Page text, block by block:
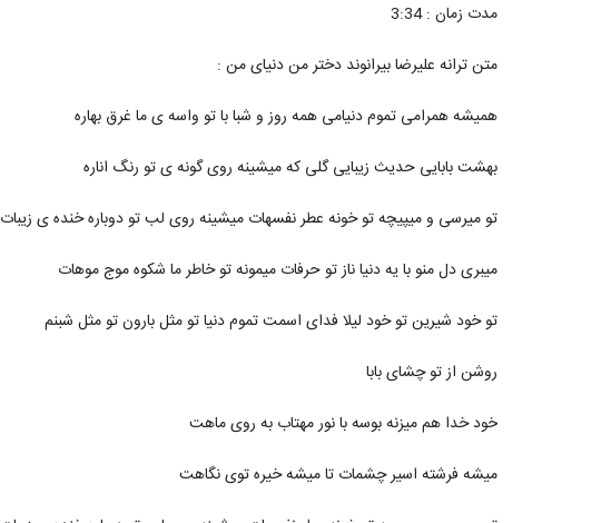
مدت زمان : 3:34
متن ترانه علیرضا بیرانوند دختر من دنیای من :
همیشه همرامی تموم دنیامی همه روز و شبا با تو واسه ی ما غرق بهاره
بهشت بابایی حدیث زیبایی گلی که میشینه روی گونه ی تو رنگ اناره
تو میرسی و میپیچه تو خونه عطر نفسهات میشینه روی لب تو دوباره خنده ی زیبات
میبری دل منو با یه دنیا ناز تو حرفات میمونه تو خاطر ما شکوه موج موهات
تو خود شیرین تو خود لیلا فدای اسمت تموم دنیا تو مثل بارون تو مثل شبنم
روشن از تو چشای بابا
خود خدا هم میزنه بوسه با نور مهتاب به روی ماهت
میشه فرشته اسیر چشمات تا میشه خیره توی نگاهت